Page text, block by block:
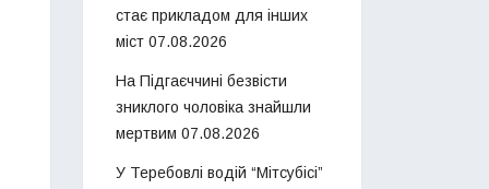
стає прикладом для інших
міст 07.08.2026
На Підгаєччині безвісти
зниклого чоловіка знайшли
мертвим 07.08.2026
У Теребовлі водій “Мітсубісі”